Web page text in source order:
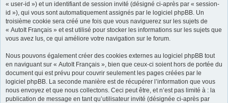
« user-id ») et un identifiant de session invité (désigné ci-après par « session-
id »), qui vous sont automatiquement assignés par le logiciel phpBB. Un
troisième cookie sera créé une fois que vous naviguerez sur les sujets de
« AutoIt Français » et est utilisé pour stocker les informations sur les sujets que
vous avez lus, ce qui améliore votre navigation sur le forum.
Nous pouvons également créer des cookies externes au logiciel phpBB tout
en naviguant sur « AutoIt Français », bien que ceux-ci soient hors de portée du
document qui est prévu pour couvrir seulement les pages créées par le
logiciel phpBB. La seconde manière est de récupérer l’information que vous
nous envoyez et que nous collectons. Ceci peut être, et n’est pas limité à : la
publication de message en tant qu’utilisateur invité (désignée ci-après par